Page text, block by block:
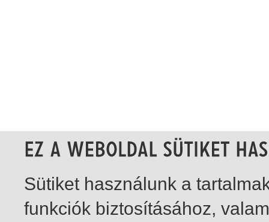
Sütiket használunk a
funkciók biztosításához,